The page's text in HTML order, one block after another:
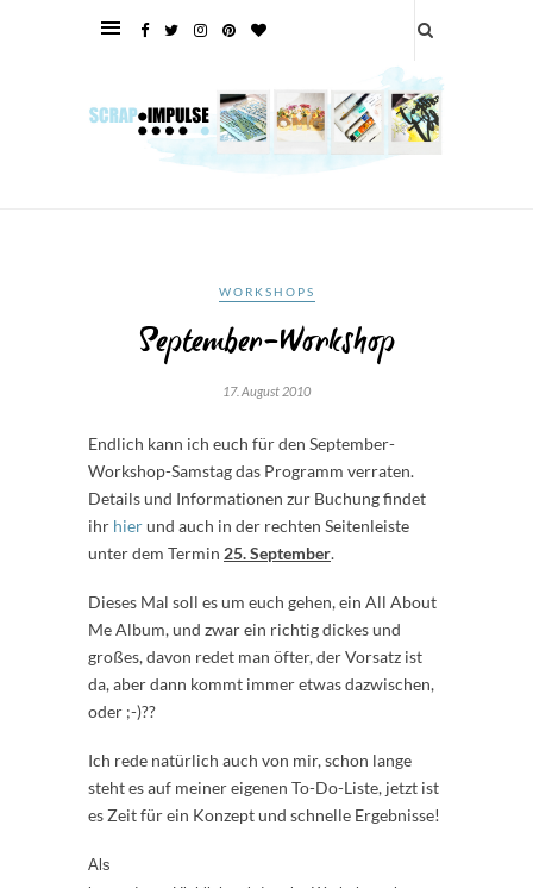
WORKSHOPS
September-Workshop
17. August 2010
Endlich kann ich euch für den September-
Workshop-Samstag das Programm verraten.
Details und Informationen zur Buchung findet
ihr hierund auch in der rechten Seitenleiste
unter dem Termin 25. September.
Dieses Mal soll es um euch gehen, ein All About
Me Album, und zwar ein richtig dickes und
großes, davon redet man öfter, der Vorsatz ist
da, aber dann kommt immer etwas dazwischen,
oder ;-)??
Ich rede natürlich auch von mir, schon lange
steht es auf meiner eigenen To-Do-Liste, jetzt ist
es Zeit für ein Konzept und schnelle Ergebnisse!
Als